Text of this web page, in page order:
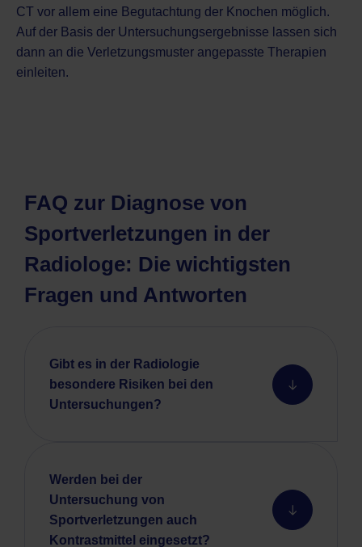
CT vor allem eine Begutachtung der Knochen möglich.
Auf der Basis der Untersuchungsergebnisse lassen sich
dann an die Verletzungsmuster angepasste Therapien
einleiten.
FAQ zur Diagnose von
Sportverletzungen in der
Radiologe: Die wichtigsten
Fragen und Antworten
Gibt es in der Radiologie
besondere Risiken bei den
Untersuchungen?
Werden bei der
Untersuchung von
Sportverletzungen auch
Kontrastmittel eingesetzt?